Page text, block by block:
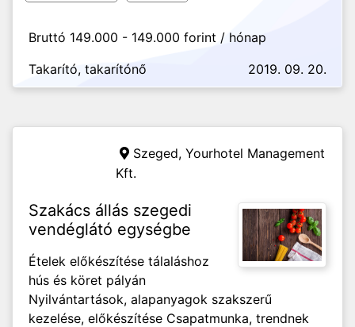
Bruttó 149.000 - 149.000 forint / hónap
Takarító, takarítónő
2019. 09. 20.
Szeged, Yourhotel Management
Kft.
Szakács állás szegedi
vendéglátó egységbe
Ételek előkészítése tálaláshoz
hús és köret pályán
Nyilvántartások, alapanyagok szakszerű
kezelése, előkészítése Csapatmunka, trendnek